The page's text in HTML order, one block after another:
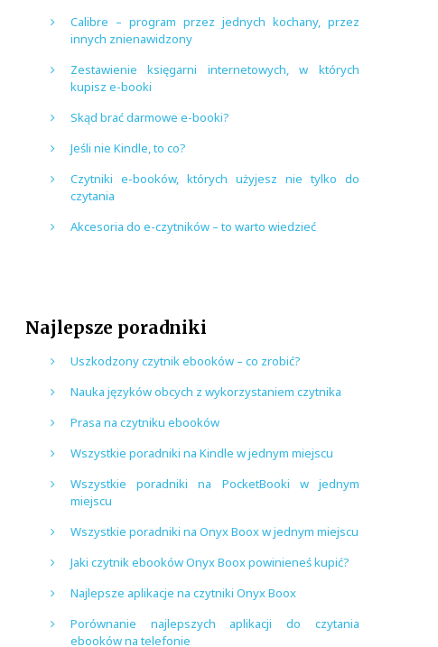
Calibre – program przez jednych kochany, przez
innych znienawidzony
Zestawienie księgarni internetowych, w których
kupisz e-booki
Skąd brać darmowe e-booki?
Jeśli nie Kindle, to co?
Czytniki e-booków, których użyjesz nie tylko do
czytania
Akcesoria do e-czytników – to warto wiedzieć
Najlepsze poradniki
Uszkodzony czytnik ebooków – co zrobić?
Nauka języków obcych z wykorzystaniem czytnika
Prasa na czytniku ebooków
Wszystkie poradniki na Kindle w jednym miejscu
Wszystkie poradniki na PocketBooki w jednym
miejscu
Wszystkie poradniki na Onyx Boox w jednym miejscu
Jaki czytnik ebooków Onyx Boox powinieneś kupić?
Najlepsze aplikacje na czytniki Onyx Boox
Porównanie najlepszych aplikacji do czytania
ebooków na telefonie